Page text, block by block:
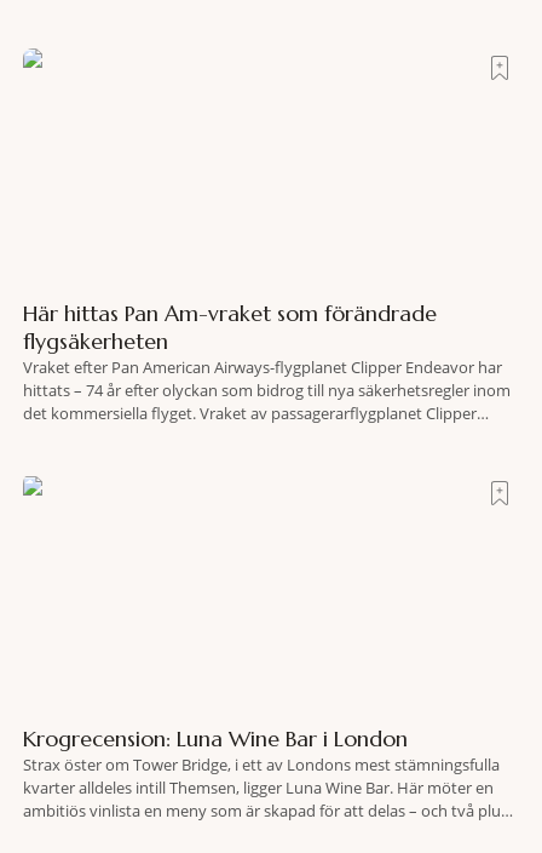
fler människor ska kunna promenera, motionera
Här hittas Pan Am-vraket som förändrade
flygsäkerheten
Vraket efter Pan American Airways-flygplanet Clipper Endeavor har
hittats – 74 år efter olyckan som bidrog till nya säkerhetsregler inom
det kommersiella flyget. Vraket av passagerarflygplanet Clipper
lokaliserades den 2 juni i år med hjälp
Krogrecension: Luna Wine Bar i London
Strax öster om Tower Bridge, i ett av Londons mest stämningsfulla
kvarter alldeles intill Themsen, ligger Luna Wine Bar. Här möter en
ambitiös vinlista en meny som är skapad för att delas – och två plus